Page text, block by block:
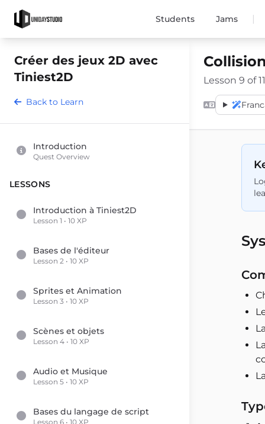
Students Jams |
Créer des jeux 2D avec
Tiniest2D
Back to Learn
Introduction
Quest Overview
LESSONS
Introduction à Tiniest2D
Lesson 1 • 10 XP
Bases de l'éditeur
Lesson 2 • 10 XP
Sprites et Animation
Lesson 3 • 10 XP
Scènes et objets
Lesson 4 • 10 XP
Audio et Musique
Lesson 5 • 10 XP
Bases du langage de script
Lesson 6 • 10 XP
Lesson 9 of